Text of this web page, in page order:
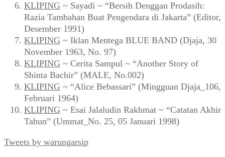
KLIPING ~ Sayadi ~ “Bersih Denggan Prodasih:
Razia Tambahan Buat Pengendara di Jakarta” (Editor,
Desember 1991)
KLIPING ~ Iklan Mentega BLUE BAND (Djaja, 30
November 1963, No. 97)
KLIPING ~ Cerita Sampul ~ “Another Story of
Shinta Bachir” (MALE, No.002)
KLIPING ~ “Alice Bebassari” (Mingguan Djaja_106,
Februari 1964)
KLIPING ~ Esai Jalaludin Rakhmat ~ “Catatan Akhir
Tahun” (Ummat_No. 25, 05 Januari 1998)
Tweets by warungarsip